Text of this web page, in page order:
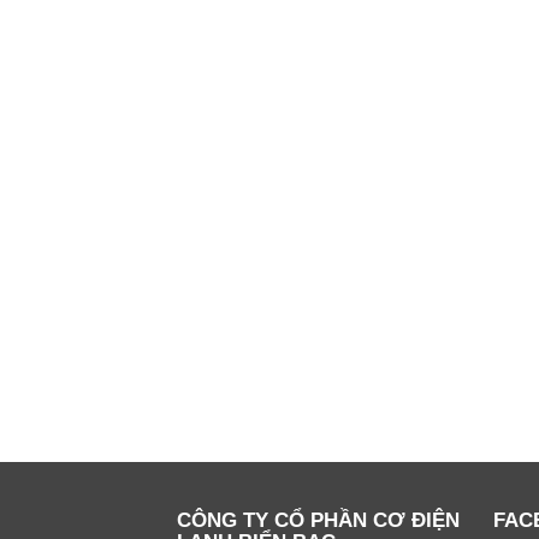
CÔNG TY CỔ PHẦN CƠ ĐIỆN